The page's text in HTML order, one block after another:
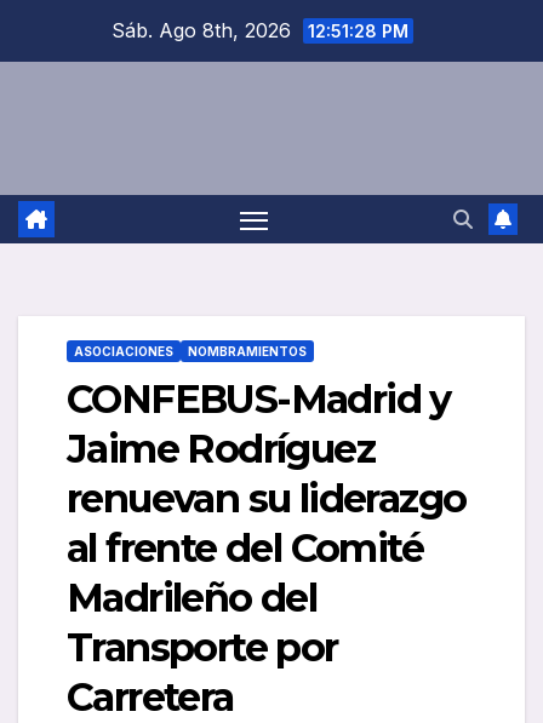
Sáb. Ago 8th, 2026 12:51:29 PM
ASOCIACIONES NOMBRAMIENTOS
CONFEBUS-Madrid y
Jaime Rodríguez
renuevan su liderazgo
al frente del Comité
Madrileño del
Transporte por
Carretera